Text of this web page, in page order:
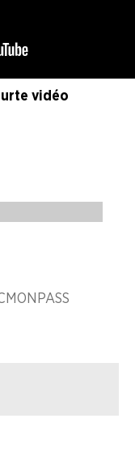
vidéo